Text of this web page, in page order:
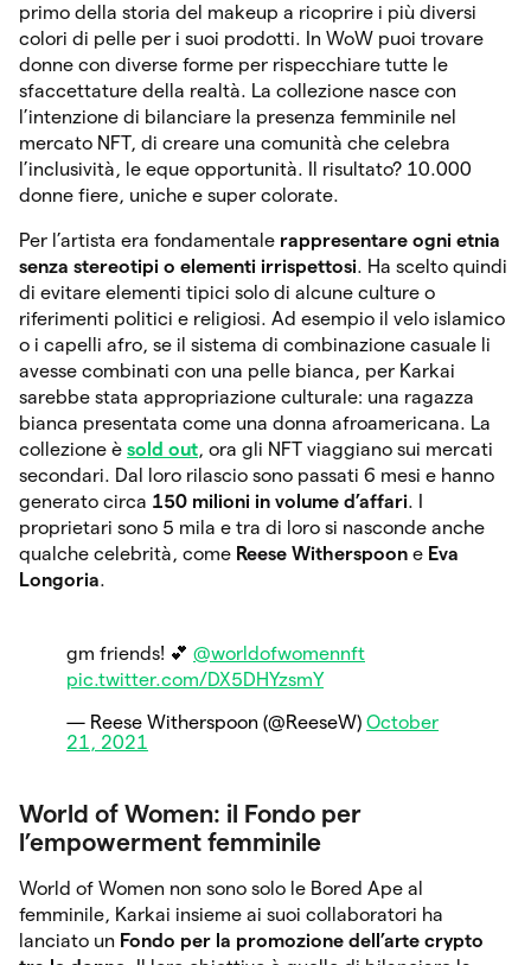
primo della storia del makeup a ricoprire i più diversi
colori di pelle per i suoi prodotti. In WoW puoi trovare
donne con diverse forme per rispecchiare tutte le
sfaccettature della realtà. La collezione nasce con
l’intenzione di bilanciare la presenza femminile nel
mercato NFT, di creare una comunità che celebra
l’inclusività, le eque opportunità. Il risultato? 10.000
donne fiere, uniche e super colorate.
Per l’artista era fondamentale rappresentare ogni etnia
senza stereotipi o elementi irrispettosi. Ha scelto quindi
di evitare elementi tipici solo di alcune culture o
riferimenti politici e religiosi. Ad esempio il velo islamico
o i capelli afro, se il sistema di combinazione casuale li
avesse combinati con una pelle bianca, per Karkai
sarebbe stata appropriazione culturale: una ragazza
bianca presentata come una donna afroamericana. La
collezione è sold out, ora gli NFT viaggiano sui mercati
secondari. Dal loro rilascio sono passati 6 mesi e hanno
generato circa 150 milioni in volume d’affari. I
proprietari sono 5 mila e tra di loro si nasconde anche
qualche celebrità, come Reese Witherspoon e Eva
Longoria.
gm friends! 💕 @worldofwomennft
pic.twitter.com/DX5DHYzsmY
— Reese Witherspoon (@ReeseW) October
21, 2021
World of Women: il Fondo per
l’empowerment femminile
World of Women non sono solo le Bored Ape al
femminile, Karkai insieme ai suoi collaboratori ha
lanciato un Fondo per la promozione dell’arte crypto